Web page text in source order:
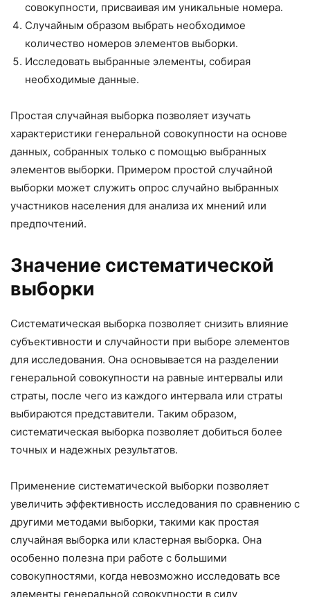
совокупности, присваивая им уникальные номера.
Случайным образом выбрать необходимое
количество номеров элементов выборки.
Исследовать выбранные элементы, собирая
необходимые данные.
Простая случайная выборка позволяет изучать
характеристики генеральной совокупности на основе
данных, собранных только с помощью выбранных
элементов выборки. Примером простой случайной
выборки может служить опрос случайно выбранных
участников населения для анализа их мнений или
предпочтений.
Значение систематической
выборки
Систематическая выборка позволяет снизить влияние
субъективности и случайности при выборе элементов
для исследования. Она основывается на разделении
генеральной совокупности на равные интервалы или
страты, после чего из каждого интервала или страты
выбираются представители. Таким образом,
систематическая выборка позволяет добиться более
точных и надежных результатов.
Применение систематической выборки позволяет
увеличить эффективность исследования по сравнению с
другими методами выборки, такими как простая
случайная выборка или кластерная выборка. Она
особенно полезна при работе с большими
совокупностями, когда невозможно исследовать все
элементы генеральной совокупности в силу